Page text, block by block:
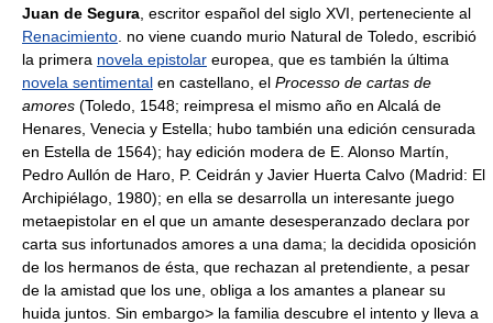
Juan de Segura , escritor español del siglo XVI, perteneciente al
Renacimiento . no viene cuando murio Natural de Toledo, escribió
la primera novela epistolar europea, que es también la última
novela sentimental en castellano, el Processo de cartas de
amores (Toledo, 1548; reimpresa el mismo año en Alcalá de
Henares, Venecia y Estella; hubo también una edición censurada
en Estella de 1564); hay edición modera de E. Alonso Martín,
Pedro Aullón de Haro, P. Ceidrán y Javier Huerta Calvo (Madrid: El
Archipiélago, 1980); en ella se desarrolla un interesante juego
metaepistolar en el que un amante desesperanzado declara por
carta sus infortunados amores a una dama; la decidida oposición
de los hermanos de ésta, que rechazan al pretendiente, a pesar
de la amistad que los une, obliga a los amantes a planear su
huida juntos. Sin embargo> la familia descubre el intento y lleva a